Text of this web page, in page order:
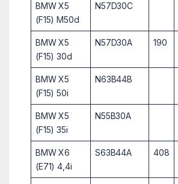
BMW X5
(F15) M50d
N57D30C
BMW X5
(F15) 30d
N57D30A 190
BMW X5
(F15) 50i
N63B44B
BMW X5
(F15) 35i
N55B30A
BMW X6
(E71) 4,4i
S63B44A 408